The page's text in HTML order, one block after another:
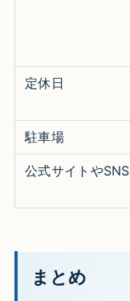
定休日
駐車場
公式サイトやSNS
まとめ